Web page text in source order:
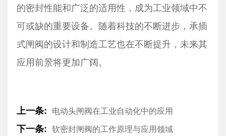
的密封性能和广泛的适用性，成为工业领域中不
可或缺的重要设备。随着科技的不断进步，承插
式闸阀的设计和制造工艺也在不断提升，未来其
应用前景将更加广阔。
上一条: 电动头闸阀在工业自动化中的应用
下一条: 软密封闸阀的工作原理与应用领域